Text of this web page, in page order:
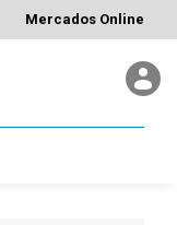
Mercados Online